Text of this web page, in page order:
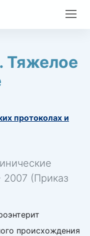
Тяжелое
протоколах и
(Приказ
происхождения